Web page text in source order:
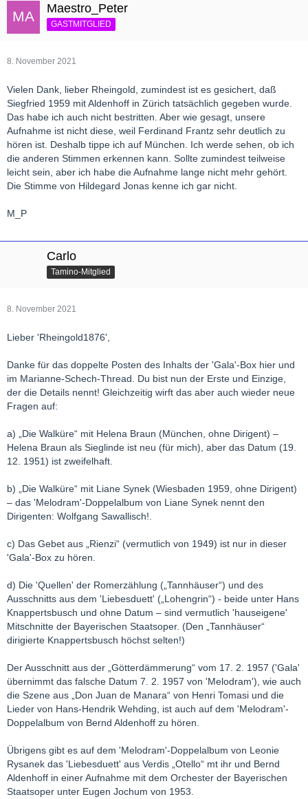
Maestro_Peter
GASTMITGLIED
8. November 2021
Vielen Dank, lieber Rheingold, zumindest ist es gesichert, daß
Siegfried 1959 mit Aldenhoff in Zürich tatsächlich gegeben wurde.
Das habe ich auch nicht bestritten. Aber wie gesagt, unsere
Aufnahme ist nicht diese, weil Ferdinand Frantz sehr deutlich zu
hören ist. Deshalb tippe ich auf München. Ich werde sehen, ob ich
die anderen Stimmen erkennen kann. Sollte zumindest teilweise
leicht sein, aber ich habe die Aufnahme lange nicht mehr gehört.
Die Stimme von Hildegard Jonas kenne ich gar nicht.
M_P
Carlo
Tamino-Mitglied
8. November 2021
Lieber 'Rheingold1876',
Danke für das doppelte Posten des Inhalts der 'Gala'-Box hier und
im Marianne-Schech-Thread. Du bist nun der Erste und Einzige,
der die Details nennt! Gleichzeitig wirft das aber auch wieder neue
Fragen auf:
a) „Die Walküre“ mit Helena Braun (München, ohne Dirigent) –
Helena Braun als Sieglinde ist neu (für mich), aber das Datum (19.
12. 1951) ist zweifelhaft.
b) „Die Walküre“ mit Liane Synek (Wiesbaden 1959, ohne Dirigent)
– das 'Melodram'-Doppelalbum von Liane Synek nennt den
Dirigenten: Wolfgang Sawallisch!.
c) Das Gebet aus „Rienzi“ (vermutlich von 1949) ist nur in dieser
'Gala'-Box zu hören.
d) Die 'Quellen' der Romerzählung („Tannhäuser“) und des
Ausschnitts aus dem 'Liebesduett' („Lohengrin“) - beide unter Hans
Knappertsbusch und ohne Datum – sind vermutlich 'hauseigene'
Mitschnitte der Bayerischen Staatsoper. (Den „Tannhäuser“
dirigierte Knappertsbusch höchst selten!)
Der Ausschnitt aus der „Götterdämmerung“ vom 17. 2. 1957 ('Gala'
übernimmt das falsche Datum 7. 2. 1957 von 'Melodram'), wie auch
die Szene aus „Don Juan de Manara“ von Henri Tomasi und die
Lieder von Hans-Hendrik Wehding, ist auch auf dem 'Melodram'-
Doppelalbum von Bernd Aldenhoff zu hören.
Übrigens gibt es auf dem 'Melodram'-Doppelalbum von Leonie
Rysanek das 'Liebesduett' aus Verdis „Otello“ mt ihr und Bernd
Aldenhoff in einer Aufnahme mit dem Orchester der Bayerischen
Staatsoper unter Eugen Jochum von 1953.